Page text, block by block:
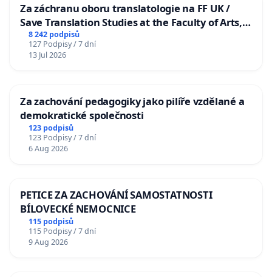
Za záchranu oboru translatologie na FF UK /
Save Translation Studies at the Faculty of Arts,
Charles University
8 242 podpisů
127 Podpisy / 7 dní
13 Jul 2026
Za zachování pedagogiky jako pilíře vzdělané a
demokratické společnosti
123 podpisů
123 Podpisy / 7 dní
6 Aug 2026
PETICE ZA ZACHOVÁNÍ SAMOSTATNOSTI
BÍLOVECKÉ NEMOCNICE
115 podpisů
115 Podpisy / 7 dní
9 Aug 2026